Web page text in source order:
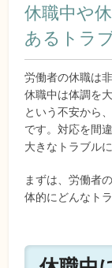
休職中や
あるトラ
労働者の休職は
休職中は体調を
という不安から
です。対応を間
大きなトラブル
まずは、労働者
体的にどんなト